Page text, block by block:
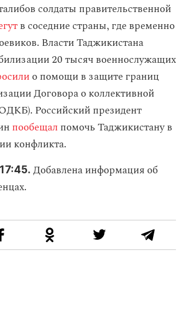
солдаты правительственной
в соседние страны, где временно
Власти Таджикистана
20 тысяч военнослужащих
о помощи в защите границ
Договора о коллективной
Российский президент
пообещал помочь Таджикистану в
конфликта.
Добавлена информация об